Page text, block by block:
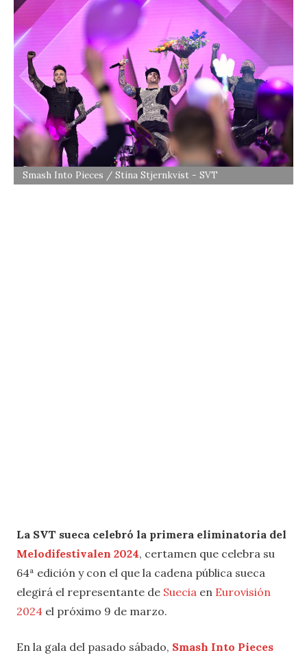
Smash Into Pieces / Stina Stjernkvist - SVT
La SVT sueca celebró la primera eliminatoria del
Melodifestivalen 2024, certamen que celebra su
64ª edición y con el que la cadena pública sueca
elegirá el representante de Suecia en Eurovisión
2024 el próximo 9 de marzo.
En la gala del pasado sábado, Smash Into Pieces